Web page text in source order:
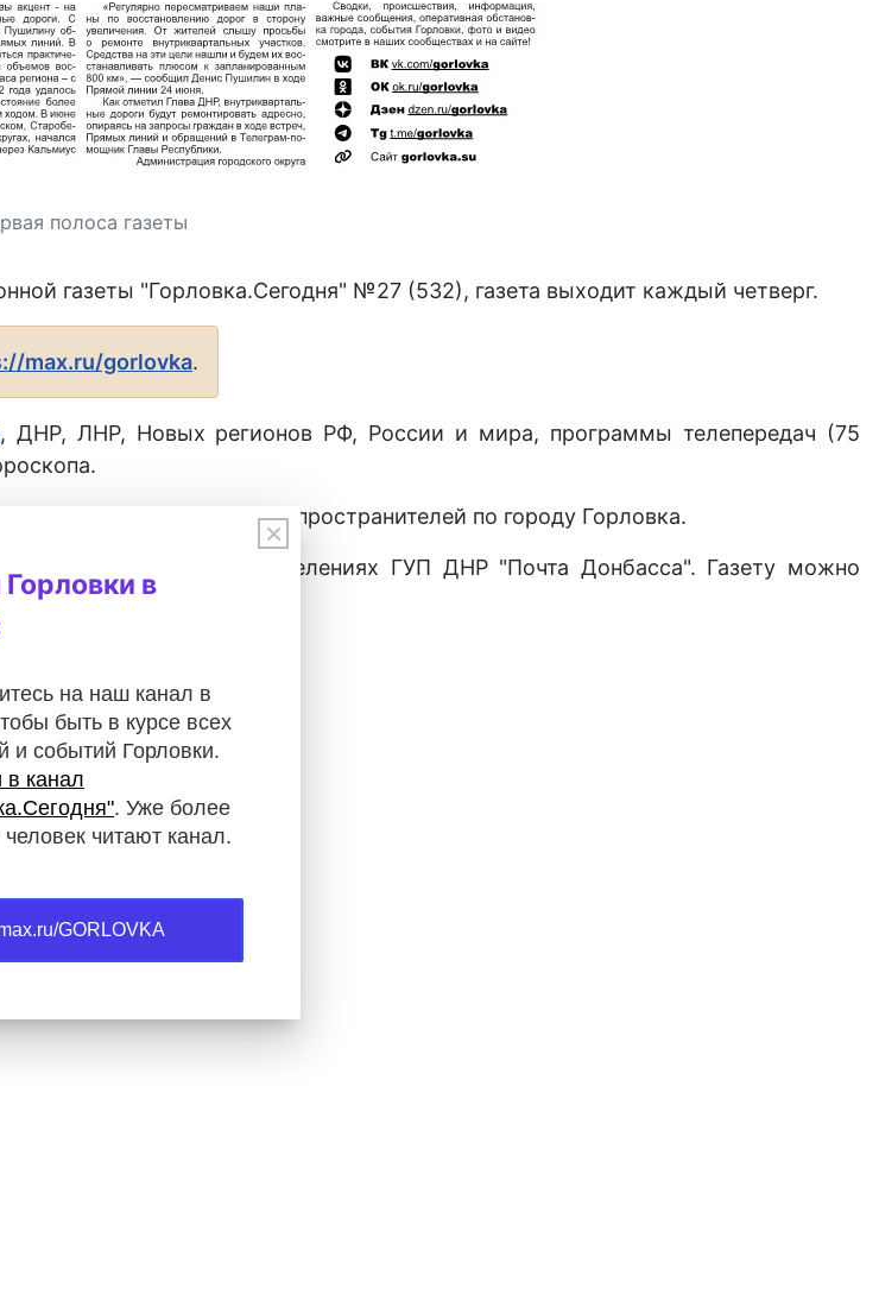
полоса газеты
газеты "Горловка.Сегодня" №27 (532), газета выходит каждый четверг.
max.ru/gorlovka.
, ДНР, ЛНР, Новых регионов РФ, России и мира, программы телепередач (75
Горловка, а также у распространителей по городу Горловка.
во всех почтовых отделениях ГУП ДНР "Почта Донбасса". Газету можно
×
в
на наш канал в
быть в курсе всех
и событий Горловки.
в канал
. Уже более
человек читают канал.
GORLOVKA